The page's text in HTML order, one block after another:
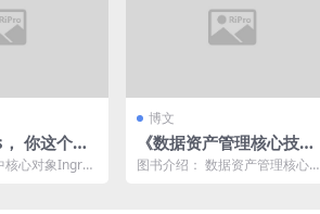
你这个老
心对象Ingres
博文
《数据资产管理核心技术
与应用》读书笔记-第五
图书介绍： 数据资产管理核心技